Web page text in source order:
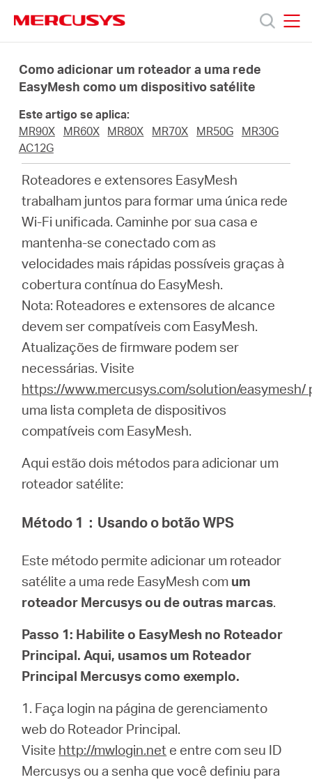
navigation
Produtos
Sobre
Como adicionar um roteador a uma rede
EasyMesh como um dispositivo satélite
Este artigo se aplica:
MR90X
MR60X MR80X MR70X MR50G
MR30G
AC12G
Roteadores e extensores EasyMesh
trabalham juntos para formar uma única rede
Wi-Fi unificada. Caminhe por sua casa e
mantenha-se conectado com as
velocidades mais rápidas possíveis graças à
cobertura contínua do EasyMesh.
Nota: Roteadores e extensores de alcance
devem ser compatíveis com EasyMesh.
Atualizações de firmware podem ser
necessárias.Visite
https://www.mercusys.com/solution/easymesh/
uma lista completa de dispositivos
compatíveis com EasyMesh.
Aqui estão dois métodos para adicionar um
roteador satélite:
Método 1 ： Usando o botão WPS
Este método permite adicionar um roteador
satélite a uma rede EasyMesh com um
roteador Mercusys ou de outras marcas.
Passo 1: Habilite o EasyMesh no Roteador
Principal. Aqui, usamos um Roteador
Principal Mercusys como exemplo.
1. Faça login na página de gerenciamento
web do Roteador Principal.
Visite http://mwlogin.net e entre com seu ID
Mercusys ou a senha que você definiu para